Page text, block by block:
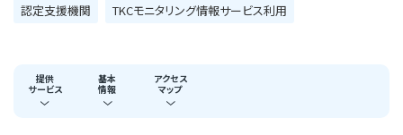
認定支援機関
TKCモニタリング情報サービス利用
提供
サービス
基本
情報
アクセス
マップ